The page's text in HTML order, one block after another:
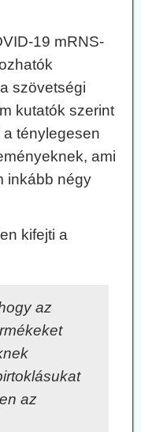
19 mRNS-
szövetségi
kutatók szerint
ténylegesen
ami
inkább négy
kifejti a
az
az